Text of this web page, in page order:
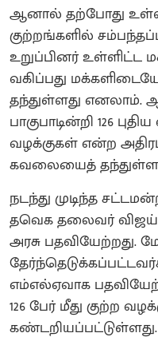
ஆனால் தற்போது உள்ள
குற்றங்களில்
உறுப்பினர்
வகிப்பது
தந்துள்ளது எனலாம்.
பாகுபாடின்றி 126
வழக்குகள் என்ற
கவலையைத்
நடந்து முடிந்த
தவெக தலைவர்
அரசு பதவியேற்றது.
எம்எல்ஏவாக
126 பேர் மீது குற்ற
கண்டறியப்பட்டுள்ளது.